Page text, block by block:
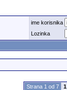
ime korisnika
Lozinka
Strana 1 od 7 1